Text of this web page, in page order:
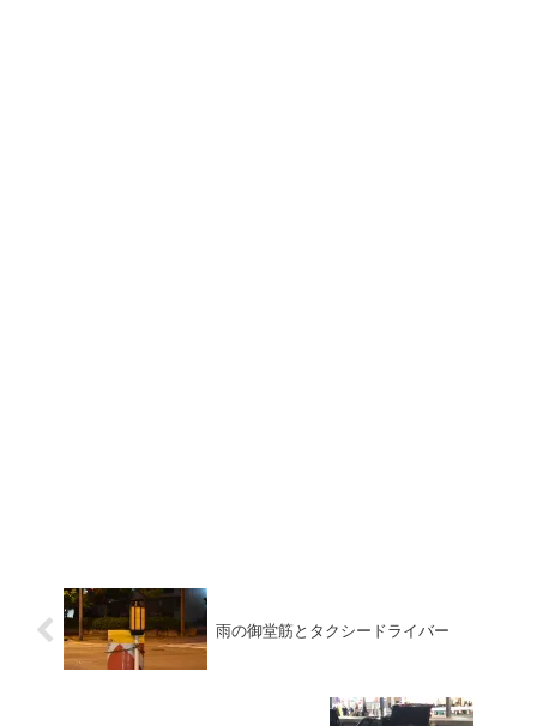
雨の御堂筋とタクシードライバー